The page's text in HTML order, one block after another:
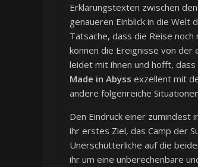
Erklärungstexten zwischen
genaueren Einblick in die Welt
Tatsache, dass die Reise
können die Ereignisse von
leidet mit ihnen und hofft,
Made in Abyss exzellent mit
andere folgenreiche
Den Eindruck einer zumindest
ihr erstes Ziel, das Camp der
Unerschütterliche auf die
ihr um eine unberechenbare